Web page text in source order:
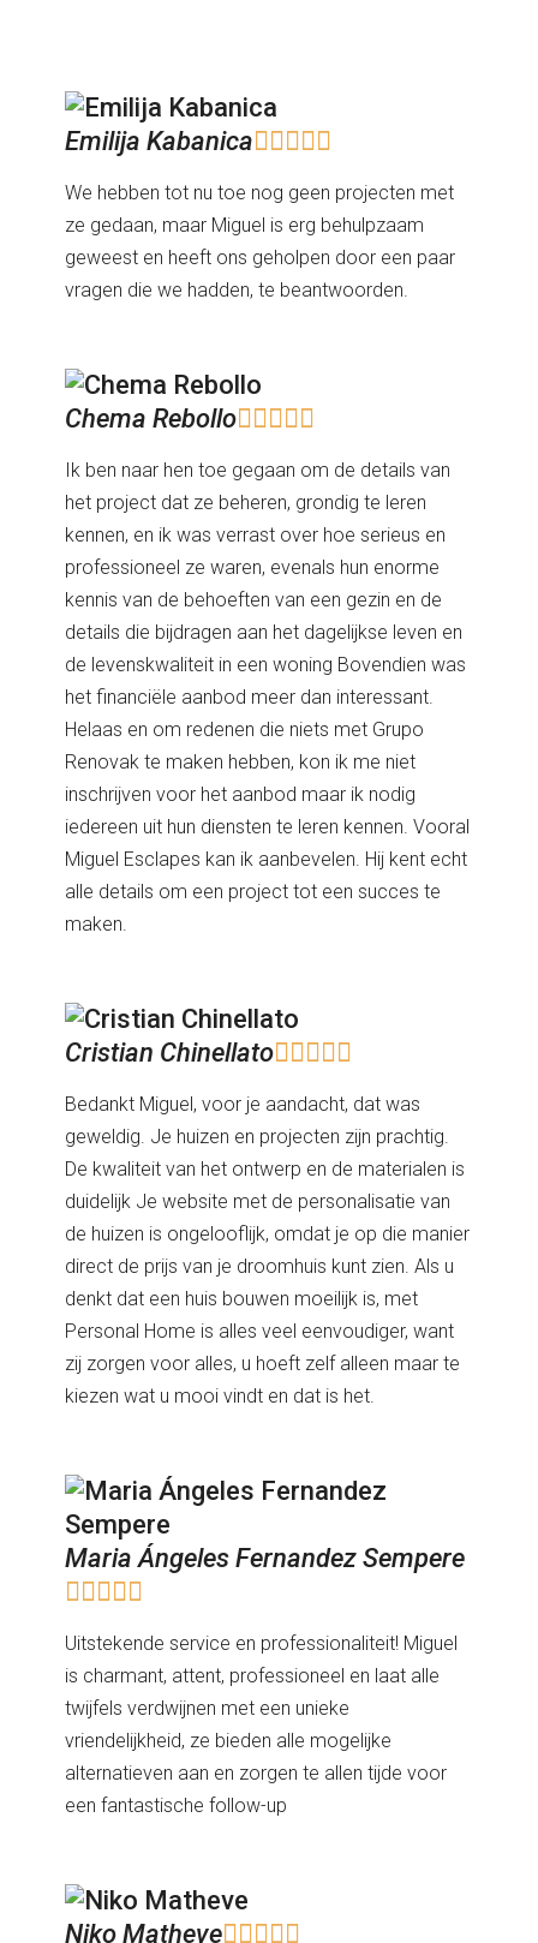
Emilija Kabanica
We hebben tot nu toe nog geen projecten met
ze gedaan, maar Miguel is erg behulpzaam
geweest en heeft ons geholpen door een paar
vragen die we hadden, te beantwoorden.
Chema Rebollo
Ik ben naar hen toe gegaan om de details van
het project dat ze beheren, grondig te leren
kennen, en ik was verrast over hoe serieus en
professioneel ze waren, evenals hun enorme
kennis van de behoeften van een gezin en de
details die bijdragen aan het dagelijkse leven en
de levenskwaliteit in een woning Bovendien was
het financiële aanbod meer dan interessant.
Helaas en om redenen die niets met Grupo
Renovak te maken hebben, kon ik me niet
inschrijven voor het aanbod maar ik nodig
iedereen uit hun diensten te leren kennen. Vooral
Miguel Esclapes kan ik aanbevelen. Hij kent echt
alle details om een project tot een succes te
maken.
Cristian Chinellato
Bedankt Miguel, voor je aandacht, dat was
geweldig. Je huizen en projecten zijn prachtig.
De kwaliteit van het ontwerp en de materialen is
duidelijk Je website met de personalisatie van
de huizen is ongelooflijk, omdat je op die manier
direct de prijs van je droomhuis kunt zien. Als u
denkt dat een huis bouwen moeilijk is, met
Personal Home is alles veel eenvoudiger, want
zij zorgen voor alles, u hoeft zelf alleen maar te
kiezen wat u mooi vindt en dat is het.
Maria Ángeles Fernandez Sempere

Uitstekende service en professionaliteit! Miguel
is charmant, attent, professioneel en laat alle
twijfels verdwijnen met een unieke
vriendelijkheid, ze bieden alle mogelijke
alternatieven aan en zorgen te allen tijde voor
een fantastische follow-up
Niko Matheve